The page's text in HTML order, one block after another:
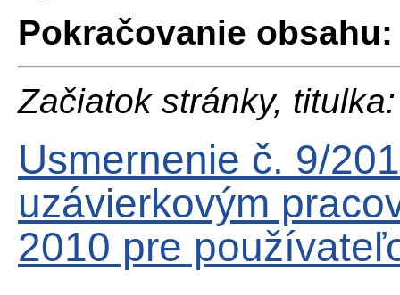
Pokračovanie obsahu:
Začiatok stránky, titulka:
Usmernenie č. 9/
uzávierkovým
2010 pre